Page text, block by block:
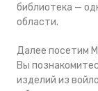
библиотека —
области.
Далее посетим
Вы
изделий из